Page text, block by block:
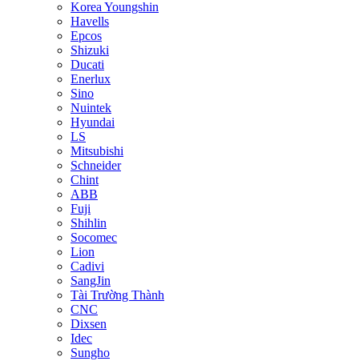
Korea Youngshin
Havells
Epcos
Shizuki
Ducati
Enerlux
Sino
Nuintek
Hyundai
LS
Mitsubishi
Schneider
Chint
ABB
Fuji
Shihlin
Socomec
Lion
Cadivi
SangJin
Tài Trường Thành
CNC
Dixsen
Idec
Sungho